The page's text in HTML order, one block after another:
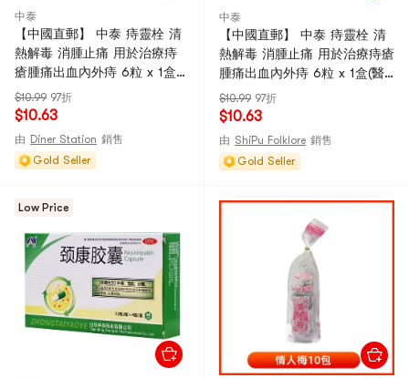
中泰
【中國直郵】 中泰 痔靈栓 清
熱解毒 消腫止痛 用於治療痔
瘡腫痛出血內外痔 6粒 x 1盒
(醫師推薦拍3盒)
$10.99 97折
$10.63
由 Diner Station 銷售
Gold Seller
中泰
【中國直郵】 中泰 痔靈栓 清
熱解毒 消腫止痛 用於治療痔瘡
腫痛出血內外痔 6粒 x 1盒(醫
師推薦拍3盒)
$10.99 97折
$10.63
由 ShiPu Folklore 銷售
Gold Seller
Low Price